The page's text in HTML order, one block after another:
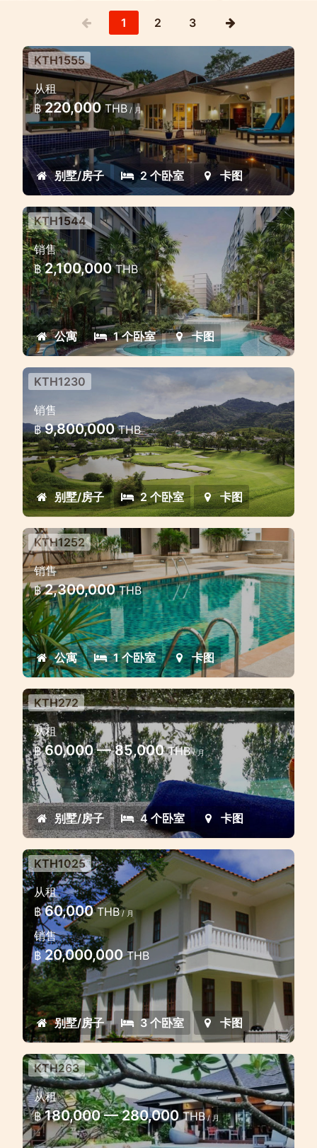
1 2 3
棕榈湖高尔夫球场内的两卧室泳池别
墅
高尔夫球场内的迷人别墅
KTH1555
从租
฿ 220,000THB / 月
别墅/房子 2 个卧室 卡图
位于普吉岛中心的一卧室公寓
位于普吉岛市中心的可爱实惠公寓
KTH1544
销售
฿ 2,100,000THB
公寓 1 个卧室 卡图
KTH1230
销售
฿ 9,800,000THB
别墅/房子 2 个卧室 卡图
KTH1252
销售
฿ 2,300,000THB
公寓 1 个卧室 卡图
Luxury 4 bedroom pool villa in
Kathu
Lovely modern style villa in the heart of
gold course
KTH272
从租
฿ 60,000 — 85,000THB/ 月
别墅/房子 4 个卧室 卡图
Large 3 Bedroom Villa in Kathu
Beautiful, well-maintained villa in the
luxury gated estate in Kathu
KTH1025
从租
฿ 60,000THB/ 月
销售
฿ 20,000,000THB
别墅/房子 3 个卧室 卡图
Lovely Three bedroom villa near
Kathu Golf course
Lovely modern style big villa in the next
KTH263
从租
฿ 180,000 — 280,000THB/ 月